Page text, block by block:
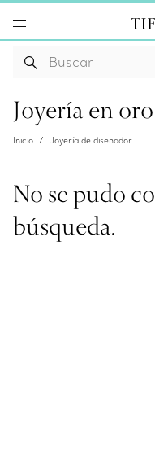
Joyería en
Inicio Joyería de diseñador
No se pudo
búsqueda.